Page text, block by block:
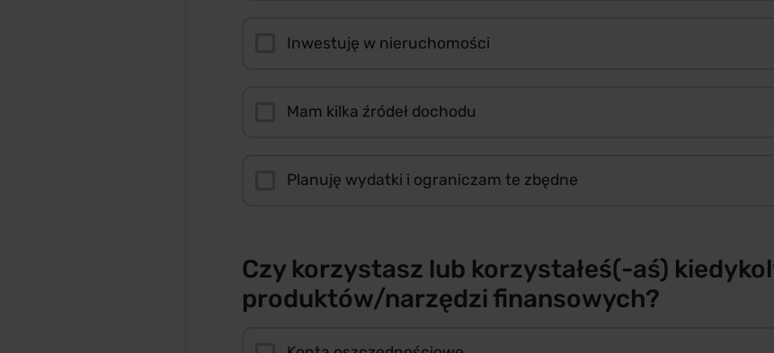
Inwestuję w nieruchomości
Mam kilka źródeł dochodu
Planuję wydatki i ograniczam te zbędne
Czy korzystasz lub korzystałeś(-aś)
produktów/narzędzi finansowych?